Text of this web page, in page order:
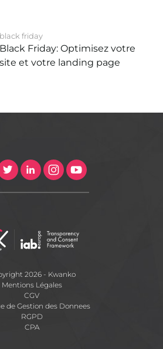
black friday
Black Friday: Optimisez votre
site et votre landing page
2026 - Kwanko
Mentions Légales
CGV
de Gestion des Donnees
RGPD
CPA